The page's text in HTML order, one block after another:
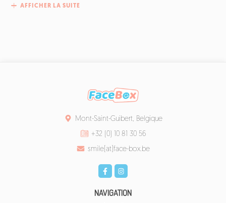
AFFICHER LA SUITE
Mont-Saint-Guibert, Belgique
+32 (0) 10 81 30 56
smile[at]face-box.be
NAVIGATION